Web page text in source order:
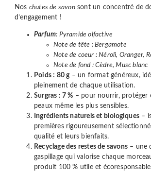
Nos chutes de savonsont un concentré de
d’engagement !
Parfum: Pyramide olfactive
Note de tête : Bergamote
Note de coeur : Néroli, Oranger,
Note de fond : Cèdre, Musc blanc
Poids : 80 g– un format généreux,
pleinement de chaque utilisation.
Surgras : 7 % – pour nourrir, protéger
peaux même les plus sensibles.
Ingrédients naturels et biologiques –
premières rigoureusement
qualité et leurs bienfaits.
Recyclage des restes de savons – une
gaspillage qui valorise chaque
produit 100 % utile et